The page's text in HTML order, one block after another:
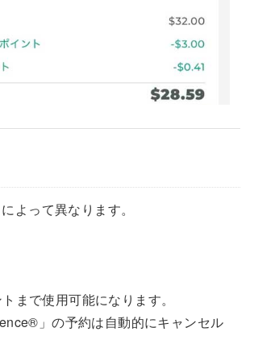
よって異なります。
まで使用可能になります。
」の予約は自動的にキャンセル